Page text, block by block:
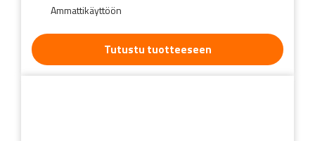
Ammattikäyttöön
Tutustu tuotteeseen